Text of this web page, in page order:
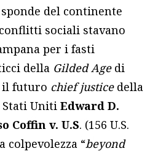
del continente
sociali stavano
per i fasti
della Gilded Agedi
il futuro chief justicedella
Stati UnitiEdward D.
Coffin v. U.S. (156 U.S.
colpevolezza “beyond